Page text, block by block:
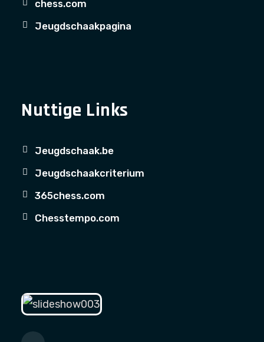
chess.com
Jeugdschaakpagina
Nuttige Links
Jeugdschaak.be
Jeugdschaakcriterium
365chess.com
Chesstempo.com